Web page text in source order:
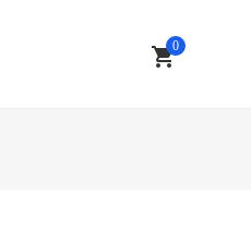
shopping_cart0